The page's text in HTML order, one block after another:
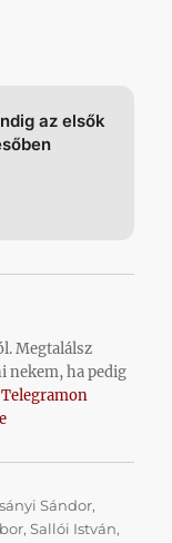
az elsők
Megtalálsz
nekem, ha pedig
Telegramon
Sándor,
,Sallói István,